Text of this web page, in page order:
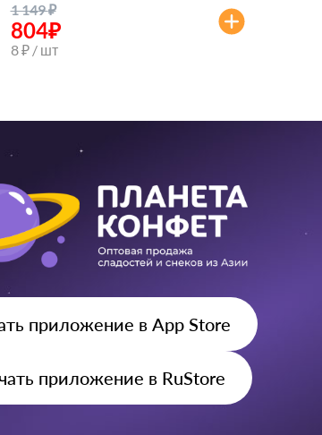
1 149₽
804₽
8 ₽ / шт
приложение в App Store
приложение в RuStore